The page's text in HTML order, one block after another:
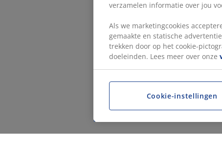
verzamelen informatie over jou
Als we marketingcookies
gemaakte en statische
trekken door op het cookie-
doeleinden. Lees meer over onze
Cookie-instellingen